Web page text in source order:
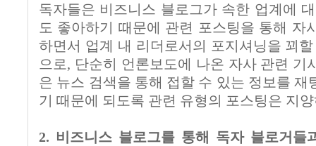
독자들은 비즈니스 블로그가 속한 업계에
도 좋아하기 때문에 관련 포스팅을 통해 자
하면서 업계 내 리더로서의 포지셔닝을 꾀
으로, 단순히 언론보도에 나온 자사 관련 기
은 뉴스 검색을 통해 접할 수 있는 정보를 재
기 때문에 되도록 관련 유형의 포스팅은 지
2. 비즈니스 블로그를 통해 독자 블로거들